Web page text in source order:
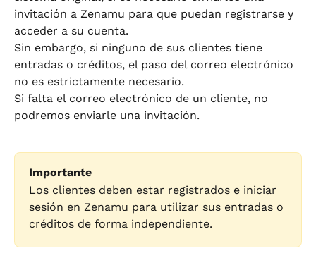
invitación a Zenamu para que puedan registrarse y
acceder a su cuenta.
Sin embargo, si ninguno de sus clientes tiene
entradas o créditos, el paso del correo electrónico
no es estrictamente necesario.
Si falta el correo electrónico de un cliente, no
podremos enviarle una invitación.
Importante
Los clientes deben estar registrados e iniciar
sesión en Zenamu para utilizar sus entradas o
créditos de forma independiente.